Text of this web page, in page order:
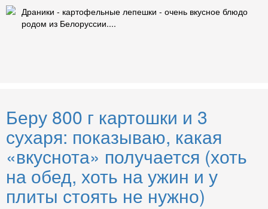
Драники - картофельные лепешки - очень вкусное блюдо
родом из Белоруссии....
Беру 800 г картошки и 3
сухаря: показываю, какая
«вкуснота» получается (хоть
на обед, хоть на ужин и у
плиты стоять не нужно)